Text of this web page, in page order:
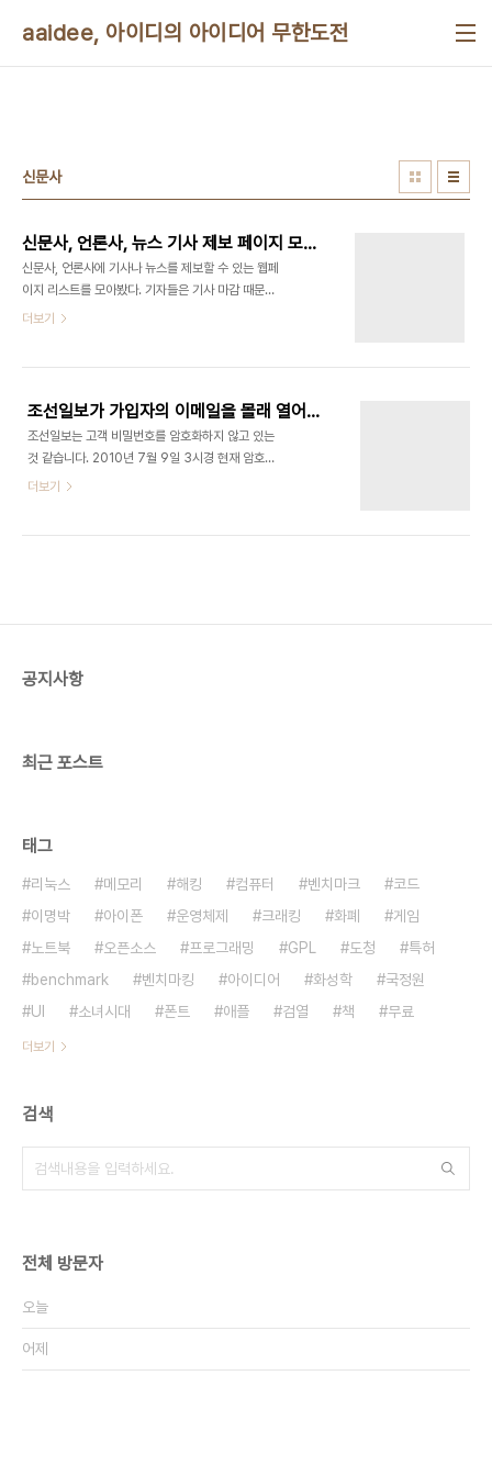
aaidee, 아이디의 아이디어 무한도전
신문사
신문사, 언론사, 뉴스 기사 제보 페이지 모음(리스트)
신문사, 언론사에 기사나 뉴스를 제보할 수 있는 웹페
이지 리스트를 모아봤다. 기자들은 기사 마감 때문에
무척 바쁘기 때문에, 기사를 제보할 때는 두괄식으로
는 암호화가 되지 않으므로 중간에 유출될 수 있으므
로 민감한 내용은 직접 전달하는 것이 좋다. 기술적으
로는 제보 내용이 중간에 변조되거나 지연되거나 엉
뚱하게 크래커(나쁜 해커)가 원하는 가짜 서버로 복
사되거나 이동될 수도 있다. 이 때는 기자와 미리 약
인 경우에은 전화보다는 직접 만나서 전달하는 것이
더보기
조선일보가 가입자의 이메일을 몰래 열어볼 수도 있다
조선일보는 고객 비밀번호를 암호화하지 않고 있는
것 같습니다. 2010년 7월 9일 3시경 현재 암호찾
기 기능으로 암호를 찾으면 원문이 그대로 나타납니
다른 언론사도 그런 경우 있다면 사례를 모아봅시다.
더보기
공지사항
최근 포스트
태그
리눅스 메모리 해킹 컴퓨터 벤치마크
코드
이명박
아이폰 운영체제 크래킹 화폐
게임
노트북
오픈소스 프로그래밍 GPL 도청
특허
benchmark
벤치마킹 아이디어 화성학
국정원
UI
소녀시대 폰트 애플 검열 책 무료
더보기
검색
전체 방문자
오늘
어제